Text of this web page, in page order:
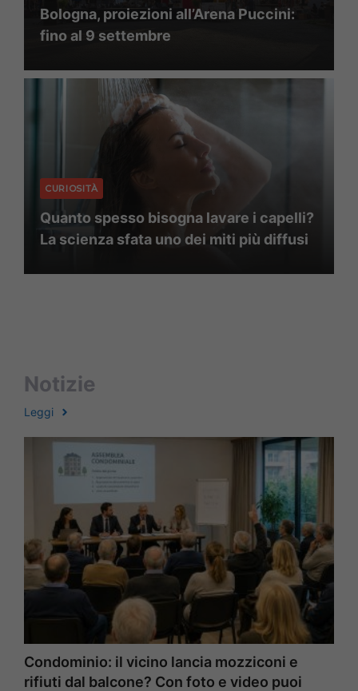
Bologna, proiezioni all’Arena Puccini:
fino al 9 settembre
CURIOSITÀ
Quanto spesso bisogna lavare i capelli?
La scienza sfata uno dei miti più diffusi
Notizie
Leggi
Condominio: il vicino lancia mozziconi e
rifiuti dal balcone? Con foto e video puoi